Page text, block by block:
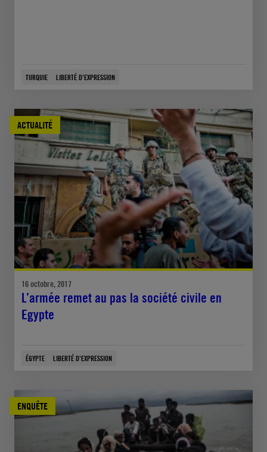
TURQUIE LIBERTÉ D'EXPRESSION
ACTUALITÉ
16 octobre, 2017
L’armée remet au pas la société civile en
Egypte
ÉGYPTE LIBERTÉ D'EXPRESSION
ENQUÊTE